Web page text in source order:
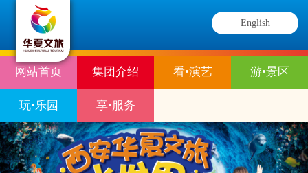
English
网站首页 集团介绍 看•演艺 游•景区
玩•乐园 享•服务